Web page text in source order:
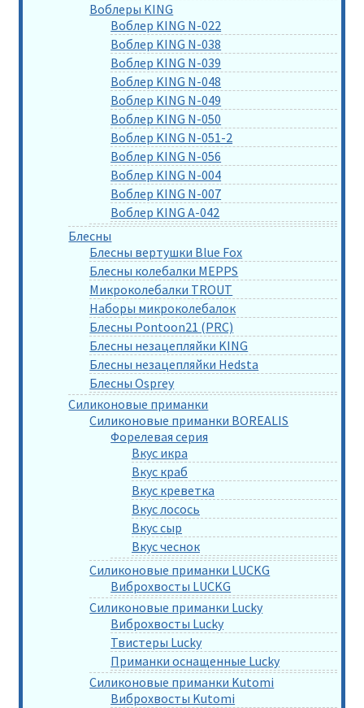
Воблеры KING
Воблер KING N-022
Воблер KING N-038
Воблер KING N-039
Воблер KING N-048
Воблер KING N-049
Воблер KING N-050
Воблер KING N-051-2
Воблер KING N-056
Воблер KING N-004
Воблер KING N-007
Воблер KING A-042
Блесны
Блесны вертушки Blue Fox
Блесны колебалки MEPPS
Микроколебалки TROUT
Наборы микроколебалок
Блесны Pontoon21 (PRC)
Блесны незацепляйки KING
Блесны незацепляйки Hedsta
Блесны Osprey
Силиконовые приманки
Силиконовые приманки BOREALIS
Форелевая серия
Вкус икра
Вкус краб
Вкус креветка
Вкус лосось
Вкус сыр
Вкус чеснок
Силиконовые приманки LUCKG
Виброхвосты LUCKG
Силиконовые приманки Lucky
Виброхвосты Lucky
Твистеры Lucky
Приманки оснащенные Lucky
Силиконовые приманки Kutomi
Виброхвосты Kutomi